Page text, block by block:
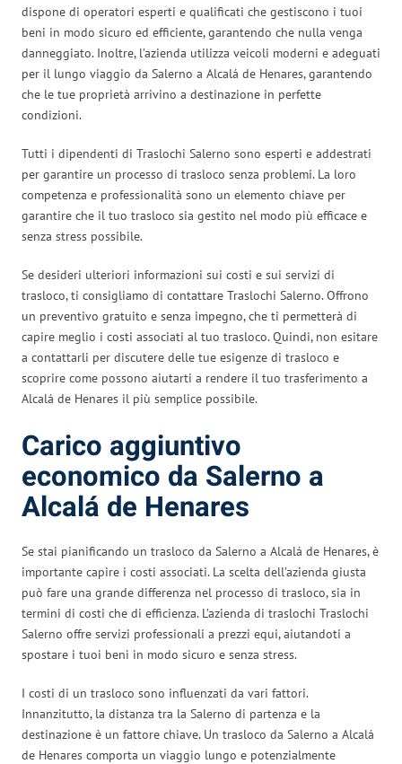
dispone di operatori esperti e qualificati che gestiscono i tuoi
beni in modo sicuro ed efficiente, garantendo che nulla venga
danneggiato. Inoltre, l’azienda utilizza veicoli moderni e adeguati
per il lungo viaggio da Salerno a Alcalá de Henares, garantendo
che le tue proprietà arrivino a destinazione in perfette
condizioni.
Tutti i dipendenti di Traslochi Salerno sono esperti e addestrati
per garantire un processo di trasloco senza problemi. La loro
competenza e professionalità sono un elemento chiave per
garantire che il tuo trasloco sia gestito nel modo più efficace e
senza stress possibile.
Se desideri ulteriori informazioni sui costi e sui servizi di
trasloco, ti consigliamo di contattare Traslochi Salerno. Offrono
un preventivo gratuito e senza impegno, che ti permetterà di
capire meglio i costi associati al tuo trasloco. Quindi, non esitare
a contattarli per discutere delle tue esigenze di trasloco e
scoprire come possono aiutarti a rendere il tuo trasferimento a
Alcalá de Henares il più semplice possibile.
Carico aggiuntivo
economico da Salerno a
Alcalá de Henares
Se stai pianificando un trasloco da Salerno a Alcalá de Henares, è
importante capire i costi associati. La scelta dell’azienda giusta
può fare una grande differenza nel processo di trasloco, sia in
termini di costi che di efficienza. L’azienda di traslochi Traslochi
Salerno offre servizi professionali a prezzi equi, aiutandoti a
spostare i tuoi beni in modo sicuro e senza stress.
I costi di un trasloco sono influenzati da vari fattori.
Innanzitutto, la distanza tra la Salerno di partenza e la
destinazione è un fattore chiave. Un trasloco da Salerno a Alcalá
de Henares comporta un viaggio lungo e potenzialmente